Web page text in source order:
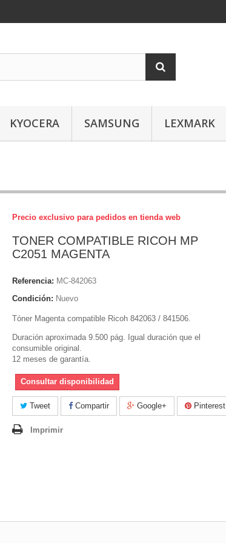
KYOCERA SAMSUNG LEXMARK
Precio exclusivo para pedidos en tienda web
TONER COMPATIBLE RICOH MP
C2051 MAGENTA
Referencia: MC-842063
Condición: Nuevo
Tóner Magenta compatible Ricoh 842063 / 841506.
Duración aproximada 9.500 pág. Igual duración que el
consumible original.
12 meses de garantía.
Consultar disponibilidad
Tweet Compartir Google+ Pinterest
Imprimir